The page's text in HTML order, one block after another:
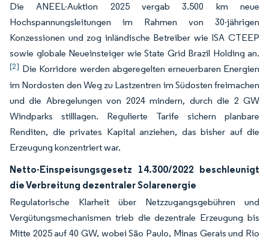
Die ANEEL-Auktion 2025 vergab 3.500 km neue
Hochspannungsleitungen im Rahmen von 30-jährigen
Konzessionen und zog inländische Betreiber wie ISA CTEEP
sowie globale Neueinsteiger wie State Grid Brazil Holding an.
[2] Die Korridore werden abgeregelten erneuerbaren Energien
im Nordosten den Weg zu Lastzentren im Südosten freimachen
und die Abregelungen von 2024 mindern, durch die 2 GW
Windparks stilllagen. Regulierte Tarife sichern planbare
Renditen, die privates Kapital anziehen, das bisher auf die
Erzeugung konzentriert war.
Netto-Einspeisungsgesetz 14.300/2022 beschleunigt
die Verbreitung dezentraler Solarenergie
Regulatorische Klarheit über Netzzugangsgebühren und
Vergütungsmechanismen trieb die dezentrale Erzeugung bis
Mitte 2025 auf 40 GW, wobei São Paulo, Minas Gerais und Rio